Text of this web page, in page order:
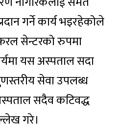
गर्ने कार्य भइरहेकोले
सेन्टरको रुपमा
यस अस्पताल सदा
सेवा उपलब्ध
सदैव कटिवद्ध
गरे।